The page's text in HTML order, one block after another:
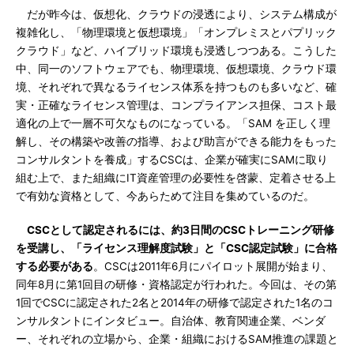
だが昨今は、仮想化、クラウドの浸透により、システム構成が
複雑化し、「物理環境と仮想環境」「オンプレミスとパプリック
クラウド」など、ハイブリッド環境も浸透しつつある。こうした
中、同一のソフトウェアでも、物理環境、仮想環境、クラウド環
境、それぞれで異なるライセンス体系を持つものも多いなど、確
実・正確なライセンス管理は、コンプライアンス担保、コスト最
適化の上で一層不可欠なものになっている。「SAM を正しく理
解し、その構築や改善の指導、および助言ができる能力をもった
コンサルタントを養成」するCSCは、企業が確実にSAMに取り
組む上で、また組織にIT資産管理の必要性を啓蒙、定着させる上
で有効な資格として、今あらためて注目を集めているのだ。
CSCとして認定されるには、約3日間のCSCトレーニング研修
を受講し、「ライセンス理解度試験」と「CSC認定試験」に合格
する必要がある。CSCは2011年6月にパイロット展開が始まり、
同年8月に第1回目の研修・資格認定が行われた。今回は、その第
1回でCSCに認定された2名と2014年の研修で認定された1名のコ
ンサルタントにインタビュー。自治体、教育関連企業、ベンダ
ー、それぞれの立場から、企業・組織におけるSAM推進の課題と